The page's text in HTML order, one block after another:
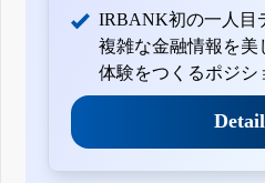
IRBANK初の一人目
複雑な金融情報を美
体験をつくるポジシ
Detail